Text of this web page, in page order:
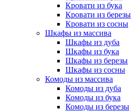
Кровати из бука
Кровати из березы
Кровати из сосны
Шкафы из массива
Шкафы из дуба
Шкафы из бука
Шкафы из березы
Шкафы из сосны
Комоды из массива
Комоды из дуба
Комоды из бука
Комоды из березы